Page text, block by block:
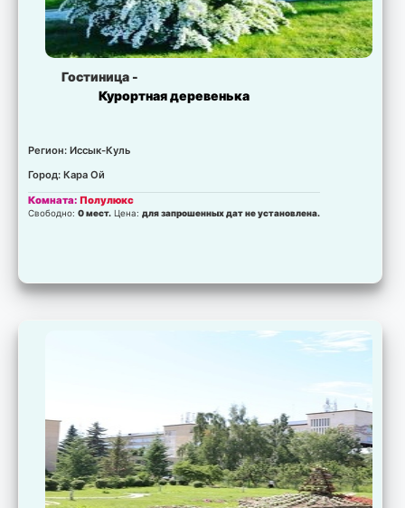
Гостиница -
Курортная деревенька
Регион: Иссык-Куль
Город: Кара Ой
Комната:Полулюкс
Свободно:0 мест. Цена:для запрошенных дат не установлена.